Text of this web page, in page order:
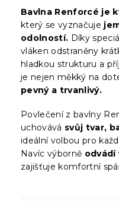
Bavlna Renforcé je
který se vyznačuje
odolností. Díky
vláken odstraněny
hladkou strukturu a
je nejen měkký na
pevný a trvanlivý.
Povlečení z bavlny
uchovává svůj tvar,
ideální volbou pro
Navíc výborně odvádí
zajišťuje komfortní